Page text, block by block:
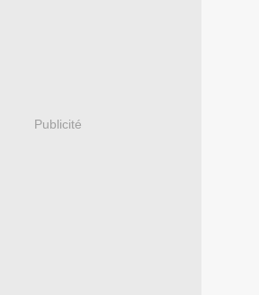
Publicité